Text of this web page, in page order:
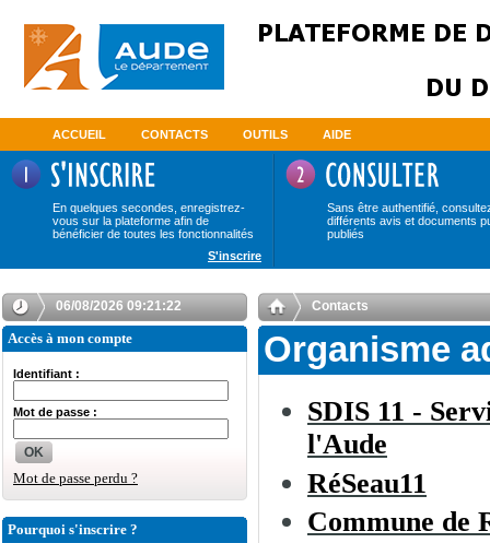
ACCUEIL CONTACTS OUTILS AIDE
En quelques secondes, enregistrez-
vous sur la plateforme afin de
bénéficier de toutes les fonctionnalités
Sans être authentifié,
différents avis et documents
publiés
S'inscrire
06/08/2026 09:21:23
Accès à mon compte
Identifiant :
Mot de passe :
OK
Mot de passe perdu ?
Pourquoi s'inscrire ?
Contacts
Organisme
SDIS 11 -
l'Aude
RéSeau11
Commune de